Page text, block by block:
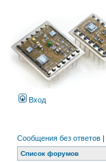
Вход
Сообщения без ответов |
Список форумов